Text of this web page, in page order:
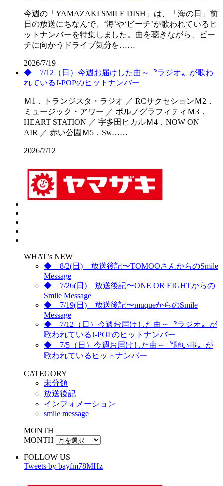
今週の「YAMAZAKI SMILE DISH」は、「海の日」前
日の放送にちなんで、‘海’や‘ビーチ’が歌われているヒ
ットナンバーを特集しました。曲を聴きながら、ビー
チに向かうドライブ気分を……
2026/7/19
◆ 7/12（日）今週お届けした曲～〝ラジオ〟が歌わ
れているJ-POPのヒットナンバー
Ｍ1．トランジスタ・ラジオ ／ RCサクセションＭ2．
ミュージック・アワー ／ ポルノグラフィティＭ3．
HEART STATION ／ 宇多田ヒカルＭ4．NOW ON
AIR ／ 赤い公園Ｍ5．Sw……
2026/7/12
WHAT’s NEW
◆ 8/2(日) 放送後記〜TOMOOさんからのSmile
Message
◆ 7/26(日) 放送後記〜ONE OR EIGHTからの
Smile Message
◆ 7/19(日) 放送後記〜muqueからのSmile
Message
◆ 7/12（日）今週お届けした曲～〝ラジオ〟が
歌われているJ-POPのヒットナンバー
◆ 7/5（日）今週お届けした曲～〝願い事〟が
歌われているヒットナンバー
CATEGORY
未分類
放送後記
インフォメーション
smile message
MONTH
MONTH
FOLLOW US
Tweets by bayfm78MHz